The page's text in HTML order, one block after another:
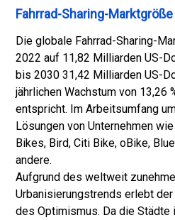
Fahrrad-Sharing-Marktgröße
Die globale Fahrrad-Sharing-
2022 auf 11,82 Milliarden US-
bis 2030 31,42 Milliarden US-
jährlichen Wachstum von 13,26
entspricht. Im Arbeitsumfang
Lösungen von Unternehmen
Bikes, Bird, Citi Bike, oBike,
andere.
Aufgrund des weltweit
Urbanisierungstrends erlebt
des Optimismus. Da die